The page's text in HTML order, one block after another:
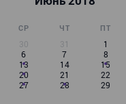
СР ЧТ ПТ
30 31 1
6 7 8
13 14 15
20 21 22
27 28 29